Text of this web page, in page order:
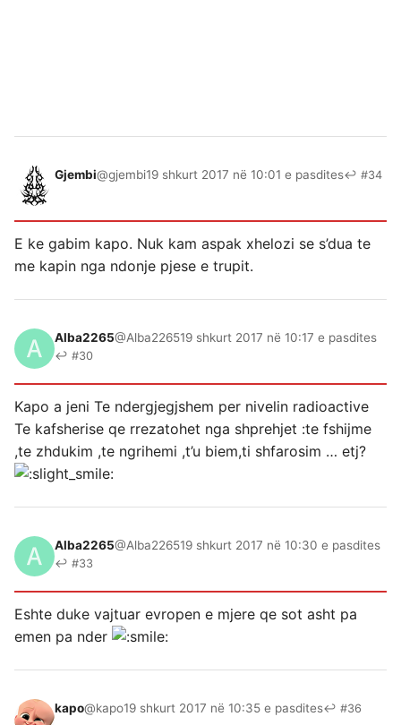
Gjembi@gjembi19 shkurt 2017 në 10:01 e pasdites↩ #34
E ke gabim kapo. Nuk kam aspak xhelozi se s’dua te
me kapin nga ndonje pjese e trupit.
Alba2265@Alba226519 shkurt 2017 në 10:17 e pasdites
↩ #30
Kapo a jeni Te ndergjegjshem per nivelin radioactive
Te kafsherise qe rrezatohet nga shprehjet :te fshijme
,te zhdukim ,te ngrihemi ,t’u biem,ti shfarosim … etj?
Alba2265@Alba226519 shkurt 2017 në 10:30 e pasdites
↩ #33
Eshte duke vajtuar evropen e mjere qe sot asht pa
emen pa nder
kapo@kapo19 shkurt 2017 në 10:35 e pasdites↩ #36